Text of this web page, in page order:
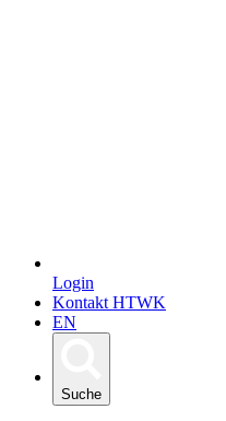
Login
Kontakt HTWK
EN
Suche